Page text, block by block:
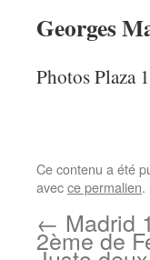
Georges
Photos Plaza 1
Ce contenu a été
avecce permalien.
← Madrid
2ème de